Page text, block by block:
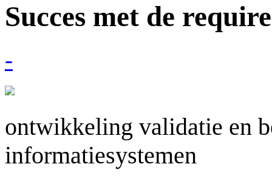
Succes met de
-
ontwikkeling validatie en
informatiesystemen